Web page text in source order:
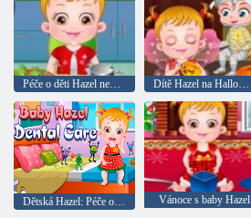
Péče o děti Hazel nemocní s bříško Dítě Hazel na Halloween den
Vánoce s baby Hazel